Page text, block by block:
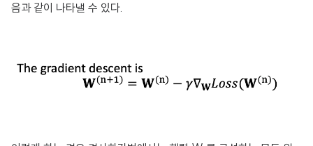
음과 같이 나타낼 수 있다.